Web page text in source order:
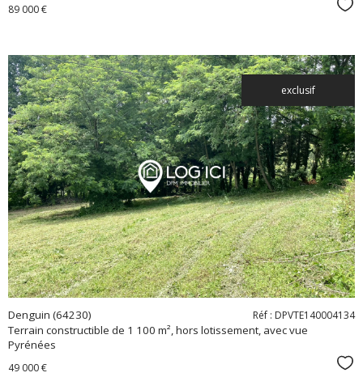
89 000 €
exclusif
voir le
bien
Denguin (64230)
Terrain constructible de 1 100 m², hors lotissement, avec vue
Pyrénées
Réf : DPVTE140004134
49 000 €